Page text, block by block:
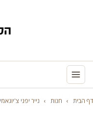
דף הבית › חנות › נייר יפני צ'יוגאמי Chiyogami